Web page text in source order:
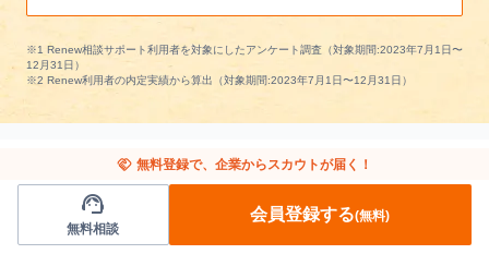
※1 Renew相談サポート利用者を対象にしたアンケート調査（対象期間:2023年7月1日〜
12月31日）
※2 Renew利用者の内定実績から算出（対象期間:2023年7月1日〜12月31日）
他の条件から長期インターンを探す
handshake 無料登録で、企業からスカウトが届く！
support_agent
無料相談
会員登録する(無料)